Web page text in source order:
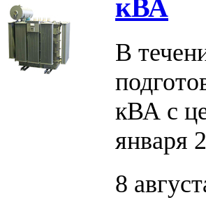
кВА
В
кВА с
января
8